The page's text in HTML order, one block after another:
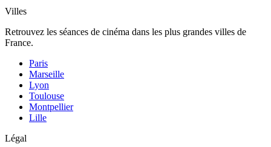
Villes
Retrouvez les séances de cinéma dans les plus grandes villes de
France.
Paris
Marseille
Lyon
Toulouse
Montpellier
Lille
Légal